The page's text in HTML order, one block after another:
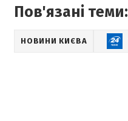
Пов'язані теми:
НОВИНИ КИЄВА